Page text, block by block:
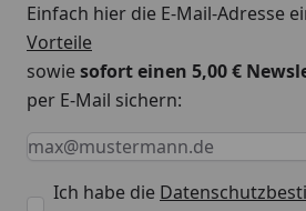
Einfach hier die E-Mail-Adresse
Vorteile
sowiesofort einen 5,00 €
per E-Mail sichern:
Keine Eingabe erforderlich
Eingabe erforderlich
E-Mail *
Ich habe die